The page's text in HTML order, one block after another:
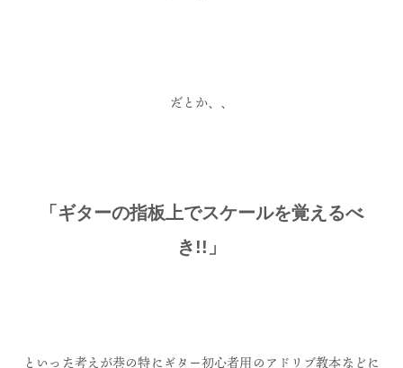
だとか、、
「ギターの指板上でスケールを覚えるべ
き!!」
といった考えが巷の特にギター初心者用のアドリブ教本などに